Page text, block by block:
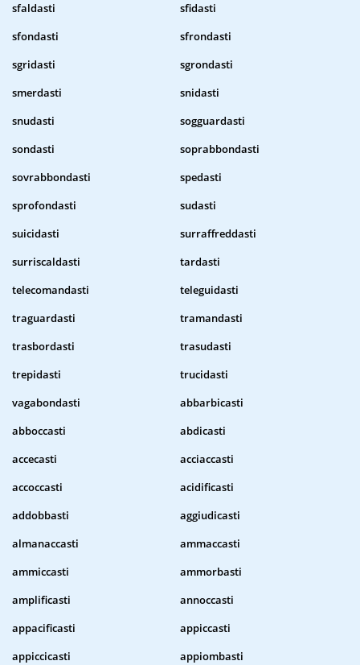
sfaldasti
sfidasti
sfondasti
sfrondasti
sgridasti
sgrondasti
smerdasti
snidasti
snudasti
sogguardasti
sondasti
soprabbondasti
sovrabbondasti
spedasti
sprofondasti
sudasti
suicidasti
surraffreddasti
surriscaldasti
tardasti
telecomandasti
teleguidasti
traguardasti
tramandasti
trasbordasti
trasudasti
trepidasti
trucidasti
vagabondasti
abbarbicasti
abboccasti
abdicasti
accecasti
acciaccasti
accoccasti
acidificasti
addobbasti
aggiudicasti
almanaccasti
ammaccasti
ammiccasti
ammorbasti
amplificasti
annoccasti
appacificasti
appiccasti
appiccicasti
appiombasti